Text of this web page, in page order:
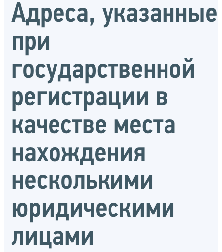
Адреса, указанные
при
государственной
регистрации в
качестве места
нахождения
несколькими
юридическими
лицами